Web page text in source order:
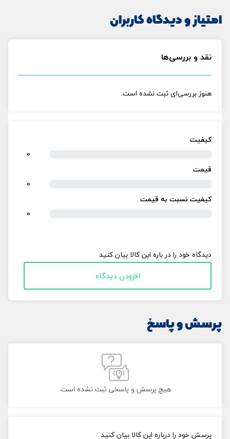
امتیاز و دیدگاه کاربران
کیفیت
0
قیمت
0
کیفیت نسبت به قیمت
0
دیدگاه خود را در باره این کالا بیان کنید
افزودن دیدگاه
نقد و بررسی‌ها
هنوز بررسی‌ای ثبت نشده است.
پرسش و پاسخ
هیچ پرسش و پاسخی ثبت نشده است.
پرسش خود را درباره این کالا بیان کنید